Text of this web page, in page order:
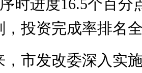
时进度16.5个百分
，投资完成率排名
发改委深入实施